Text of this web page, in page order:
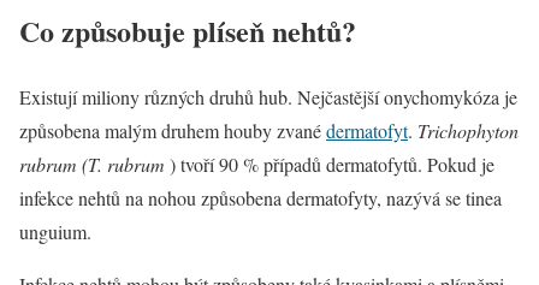
Co způsobuje plíseň nehtů?
Existují miliony různých druhů hub. Nejčastější onychomykóza je
způsobena malým druhem houby zvanédermatofyt. Trichophyton
rubrum (T. rubrum ) tvoří 90 % případů dermatofytů. Pokud je
infekce nehtů na nohou způsobena dermatofyty, nazývá se tinea
unguium.